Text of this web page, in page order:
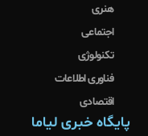
هنری
اجتماعی
تکنولوژی
فناوری اطلاعات
اقتصادی
پایگاه خبری لیاما